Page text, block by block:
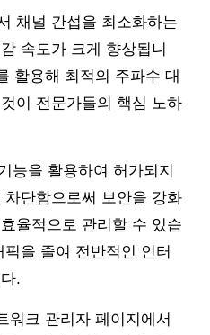
채널 간섭을 최소화하는
속도가 크게 향상됩니
활용해 최적의 주파수 대
이 전문가들의 핵심 노하
능을 활용하여 허가되지
단함으로써 보안을 강화
율적으로 관리할 수 있습
을 줄여 전반적인 인터
.
워크 관리자 페이지에서